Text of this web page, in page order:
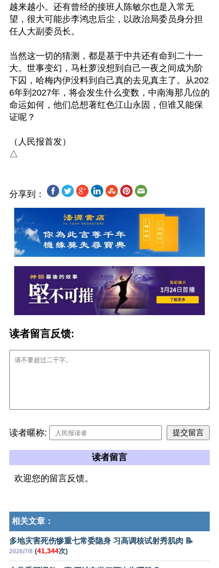
越来越小。还有曾经的接班人陈敏尔也是入常无
望，很大可能步李鸿忠后尘，以政治局委员身分担
任人大副委员长。
当然这一切的猜测，都是基于中共还有命到二十一
大。世事变幻，马杜萝没想到自己一夜之间成为阶
下囚，哈梅内伊没料到自己真的去见真主了。从202
6年到2027年，将会发生什么变数，中南海那几位的
命运如何，他们总想著红色江山永固，但谁又能保
证呢？
（人民报首发）
分享到：
读者留言反馈:
读者暱称:
读者留言
欢迎您的留言反馈。
相关文章：
多地灾害死伤惨重七常委隐身 习高调核试射秀肌肉 📝
2026/7/8 (41,344次)